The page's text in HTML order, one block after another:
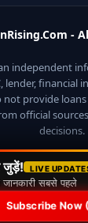
Scheme Apply
Yojana Apply
का लोन, मिलती है
Scheme Apply
है ₹50,000 का
-
independent
lender,
provide
official
decisions.
• Built
जुड़ें! LIVE
सबसे पहले
Subscribe Now